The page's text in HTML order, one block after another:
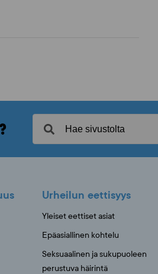
Urheilun eettisyys
Yleiset eettiset asiat
Epäasiallinen kohtelu
Seksuaalinen ja sukupuoleen
perustuva häirintä